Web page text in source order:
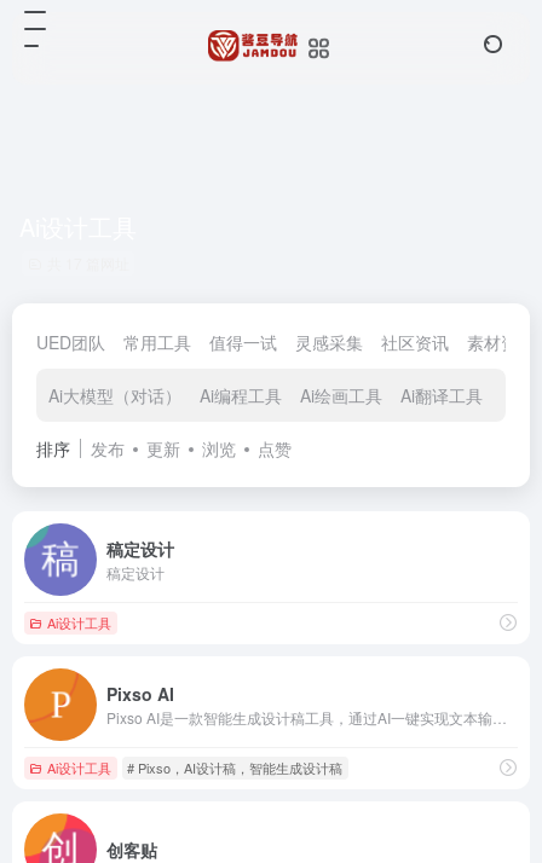
UED团队 常用工具 值得一试 灵感采集 社区资讯 素材资源
Ai大模型（对话） Ai编程工具 Ai绘画工具 Ai翻译工具
排序 发布 更新 浏览 点赞
稿定设计
稿定设计
Ai设计工具
Pixso AI
Ai设计工具 # Pixso，AI设计稿，智能生成设计稿
创客贴